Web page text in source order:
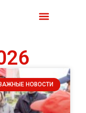
ВАЖНЫЕ НОВОСТИ